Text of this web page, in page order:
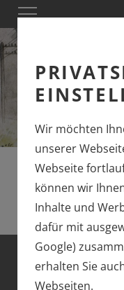
Wir möchten
unserer
Webseite
können wir
Inhalte und
dafür mit
Google)
erhalten Sie
Webseiten.
ÜBER